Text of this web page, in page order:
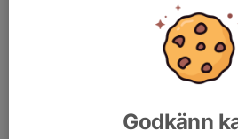
Godkänn